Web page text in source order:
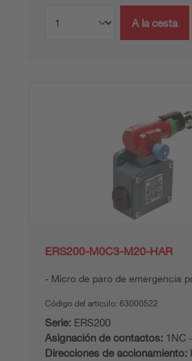
A la cesta
ERS200-M0C3-M20-HAR
Micro de paro de emergencia
Código del articulo: 63000522
Serie: ERS200
Asignación de contactos: 1NC
Direcciones de accionamiento: